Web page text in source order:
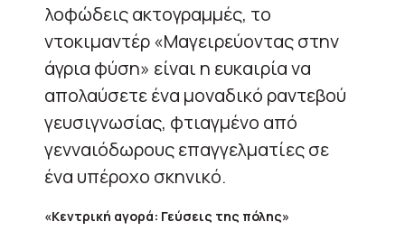
λοφώδεις ακτογραμμές, το
ντοκιμαντέρ «Μαγειρεύοντας στην
άγρια φύση» είναι η ευκαιρία να
απολαύσετε ένα μοναδικό ραντεβού
γευσιγνωσίας, φτιαγμένο από
γενναιόδωρους επαγγελματίες σε
ένα υπέροχο σκηνικό.
«Κεντρική αγορά: Γεύσεις της πόλης»